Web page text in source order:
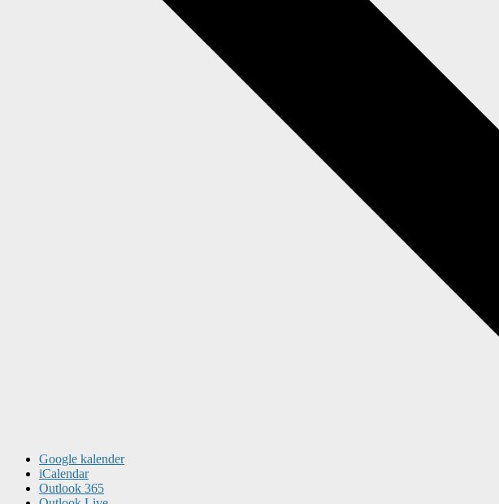
Google kalender
iCalendar
Outlook 365